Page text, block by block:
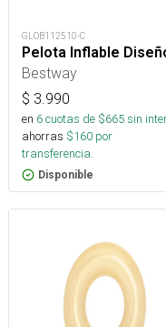
GLOB112510-C
Pelota Inflable
Bestway
$ 3.990
en 6cuotas de $665sin
ahorras $160 por
transferencia.
Disponible